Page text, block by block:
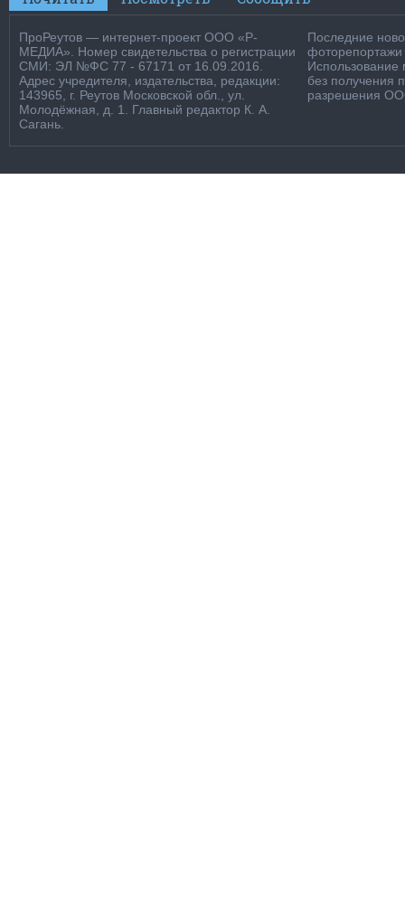
ПроРеутов — интернет-проект ООО «Р-
МЕДИА». Номер свидетельства о регистрации
СМИ: ЭЛ №ФС 77 - 67171 от 16.09.2016.
Адрес учредителя, издательства, редакции:
143965, г. Реутов Московской обл., ул.
Молодёжная, д. 1. Главный редактор К. А.
Сагань.
Последние
фоторепортажи
Использование
без получения
разрешения